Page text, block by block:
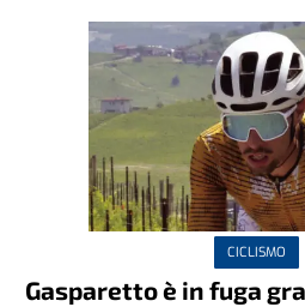
CICLISMO
Gasparetto è in fuga